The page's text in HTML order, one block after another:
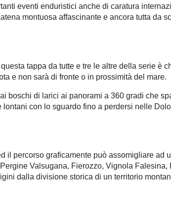
eventi enduristici anche di caratura
montuosa affascinante e ancora tutta da
tappa da tutte e tre le altre della serie è
e non sarà di fronte o in prossimità del mare.
boschi di larici ai panorami a 360 gradi che
lontani con lo sguardo fino a perdersi nelle
il percorso graficamente può assomigliare ad
Valsugana, Fierozzo, Vignola Falesina,
dalla divisione storica di un territorio